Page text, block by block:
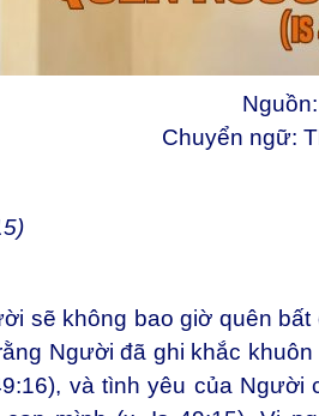
Nguồn:
Chuyển ngữ:
sẽ không bao giờ quên bất
Người đã ghi khắc khuôn
và tình yêu của Người